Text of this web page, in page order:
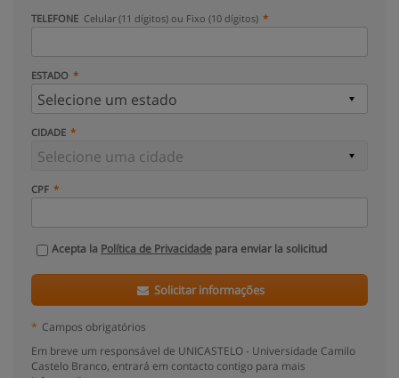
TELEFONE Celular (11 dígitos) ou Fixo (10 dígitos)
ESTADO
CIDADE
CPF
Acepta la Política de Privacidade para enviar la solicitud
Solicitar informações
* Campos obrigatórios
Em breve um responsável de UNICASTELO - Universidade Camilo
Castelo Branco, entrará em contacto contigo para mais